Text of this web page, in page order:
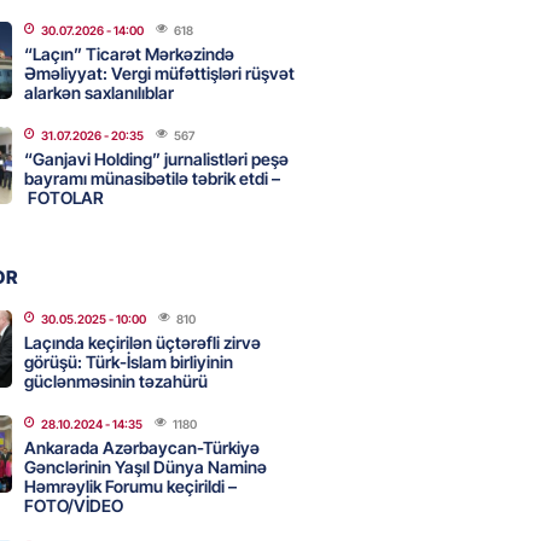
İDDİA: Şimali Koreya
120 ballistik raket yerləşdirib
- 15:15 90
musiqi terapevti
unudulmaz sənət gecəsinə
Azərbaycan ərazisini
qarşı istifadəyə imkan
- 14:45
mənzil almaq istəyənlər
30.07.2026- 14:00 618
“Laçın” Ticarət Mərkəzində
Əməliyyat: Vergi müfəttişləri rüşvət
alarkən saxlanılıblar
31.07.2026- 20:35 567
“Ganjavi Holding” jurnalistləri peşə
bayramı münasibətilə təbrik etdi –
FOTOLAR
30.05.2025- 10:00 810
Laçında keçirilən üçtərəfli zirvə
görüşü: Türk-İslam birliyinin
güclənməsinin təzahürü
28.10.2024- 14:35 1180
Ankarada Azərbaycan-Türkiyə
Gənclərinin Yaşıl Dünya Naminə
Həmrəylik Forumu keçirildi –
FOTO/VİDEO